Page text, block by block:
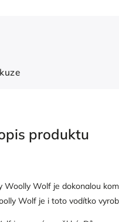
produktu
Woolly Wolf je dokonalou
Wolf je i toto vodítko